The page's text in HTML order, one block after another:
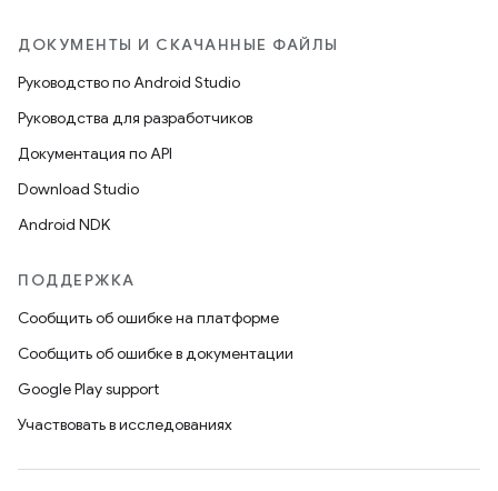
ДОКУМЕНТЫ И СКАЧАННЫЕ ФАЙЛЫ
Руководство по Android Studio
Руководства для разработчиков
Документация по API
Download Studio
Android NDK
ПОДДЕРЖКА
Сообщить об ошибке на платформе
Сообщить об ошибке в документации
Google Play support
Участвовать в исследованиях